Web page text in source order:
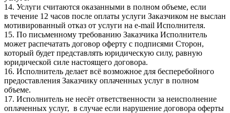
14. Услуги считаются оказанными в полном объеме, если
в течение 12 часов после оплаты услуги Заказчиком не выслан
мотивированный отказ от услуги на e-mail Исполнителя.
15. По письменному требованию Заказчика Исполнитель
может распечатать договор оферту с подписями Сторон,
который будет представлять юридическую силу, равную
юридической силе настоящего договора.
16. Исполнитель делает всё возможное для бесперебойного
предоставления Заказчику оплаченных услуг в полном
объеме.
17. Исполнитель не несёт ответственности за неисполнение
оплаченных услуг, в случае если нарушение договора оферты